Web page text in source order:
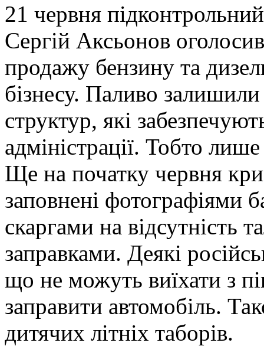
21 червня
Сергій Аксьонов
продажу бензину та
бізнесу. Паливо
структур, які
адміністрації. Тобто
Ще на початку червня
заповнені фотографіями
скаргами на відсутність
заправками. Деякі
що не можуть виїхати з
заправити автомобіль.
дитячих літніх таборів.